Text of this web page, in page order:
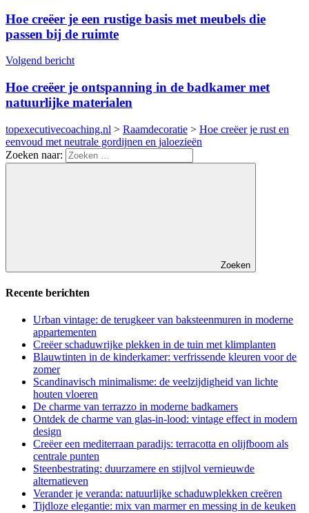
Hoe creëer je een rustige basis met meubels die
passen bij de ruimte
Volgend bericht
Hoe creëer je ontspanning in de badkamer met
natuurlijke materialen
topexecutivecoaching.nl > Raamdecoratie > Hoe creëer je rust en
eenvoud met neutrale gordijnen en jaloezieën
Zoeken naar:
Zoeken
Recente berichten
Urban vintage: de terugkeer van baksteenmuren in moderne
appartementen
Creëer schaduwrijke plekken in de tuin met klimplanten
Blauwtinten in de kinderkamer: verfrissende kleuren voor de
zomer
Scandinavisch minimalisme: de veelzijdigheid van lichte
houten vloeren
De charme van terrazzo in moderne badkamers
Ontdek de charme van glas-in-lood: vintage effect in modern
design
Creëer een mediterraan paradijs: terracotta en olijfboom als
centrale punten
Steenbestrating: duurzamere en stijlvol vernieuwde
alternatieven
Verander je veranda: natuurlijke schaduwplekken creëren
Tijdloze elegantie: mix van marmer en messing in de keuken